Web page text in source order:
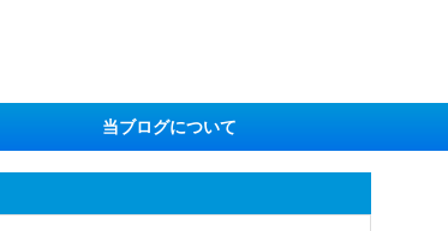
当ブログについて